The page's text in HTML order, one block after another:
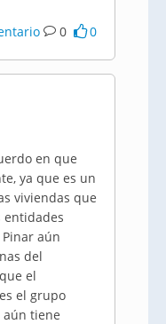
0 0
en que
ya que es un
viviendas que
entidades
aún
del
el
el grupo
tiene